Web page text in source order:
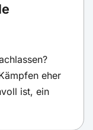
eher
ist, ein